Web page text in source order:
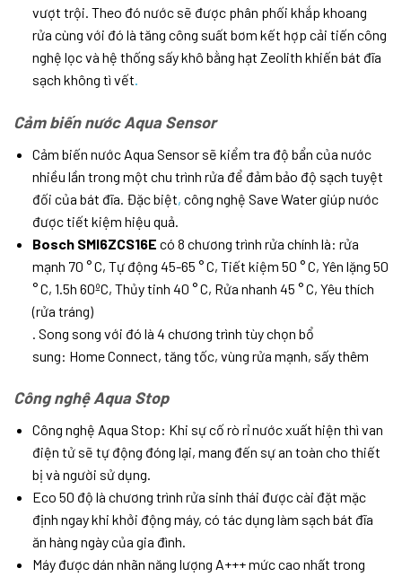
vượt trội. Theo đó nước sẽ được phân phối khắp khoang
rửa cùng với đó là tăng công suất bơm kết hợp cải tiến công
nghệ lọc và hệ thống sấy khô bằng hạt Zeolith khiến bát đĩa
sạch không tì vết.
Cảm biến nước Aqua Sensor
Cảm biến nước Aqua Sensor sẽ kiểm tra độ bẩn của nước
nhiều lần trong một chu trình rửa để đảm bảo độ sạch tuyệt
đối của bát đĩa. Đặc biệt, công nghệ Save Water giúp nước
được tiết kiệm hiệu quả.
Bosch SMI6ZCS16E có 8 chương trình rửa chính là: rửa
mạnh 70 ° C, Tự động 45-65 ° C, Tiết kiệm 50 ° C, Yên lặng 50
° C, 1.5h 60ºC, Thủy tinh 40 ° C, Rửa nhanh 45 ° C, Yêu thích
(rửa tráng)
. Song song với đó là 4 chương trình tùy chọn bổ
sung: Home Connect, tăng tốc, vùng rửa mạnh, sấy thêm
Công nghệ Aqua Stop
Công nghệ Aqua Stop: Khi sự cố rò rỉ nước xuất hiện thì van
điện tử sẽ tự động đóng lại, mang đến sự an toàn cho thiết
bị và người sử dụng.
Eco 50 độ là chương trình rửa sinh thái được cài đặt mặc
định ngay khi khởi động máy, có tác dụng làm sạch bát đĩa
ăn hàng ngày của gia đình.
Máy được dán nhãn năng lượng A+++ mức cao nhất trong